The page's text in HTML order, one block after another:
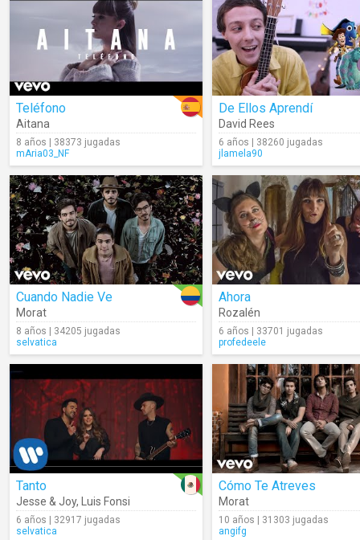
Teléfono
Aitana
8 años | 38373 jugadas
mAria03_NF
De Ellos Aprendí
David Rees
6 años | 38260 jugadas
jlamela90
Cuando Nadie Ve
Morat
8 años | 34205 jugadas
selvatica
Ahora
Rozalén
6 años | 33701 jugadas
profedeele
Tanto
Jesse & Joy, Luis Fonsi
6 años | 32917 jugadas
selvatica
Cómo Te Atreves
Morat
10 años | 31303 jugadas
angifg